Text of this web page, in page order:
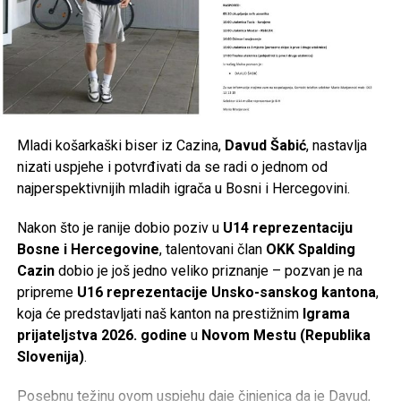
Mladi košarkaški biser iz Cazina, Davud Šabić, nastavlja
nizati uspjehe i potvrđivati da se radi o jednom od
najperspektivnijih mladih igrača u Bosni i Hercegovini.
Nakon što je ranije dobio poziv u U14 reprezentaciju
Bosne i Hercegovine, talentovani član OKK Spalding
Cazindobio je još jedno veliko priznanje – pozvan je na
pripreme U16 reprezentacije Unsko-sanskog kantona,
koja će predstavljati naš kanton na prestižnim Igrama
prijateljstva 2026. godine u Novom Mestu (Republika
Slovenija).
Posebnu težinu ovom uspjehu daje činjenica da je Davud,